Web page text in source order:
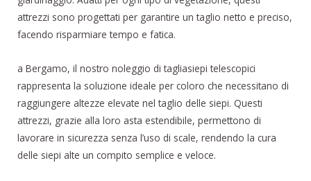
attrezzi sono progettati per garantire un taglio netto e preciso,
facendo risparmiare tempo e fatica.
a Bergamo, il nostro noleggio di tagliasiepi telescopici
rappresenta la soluzione ideale per coloro che necessitano di
raggiungere altezze elevate nel taglio delle siepi. Questi
attrezzi, grazie alla loro asta estendibile, permettono di
lavorare in sicurezza senza l’uso di scale, rendendo la cura
delle siepi alte un compito semplice e veloce.